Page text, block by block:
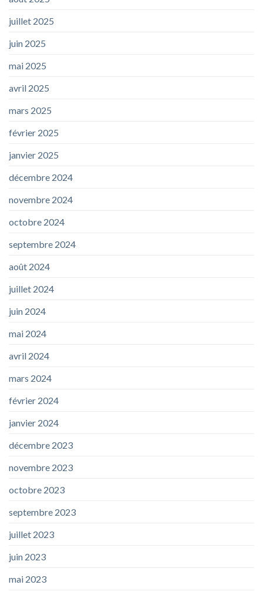
juillet 2025
juin 2025
mai 2025
avril 2025
mars 2025
février 2025
janvier 2025
décembre 2024
novembre 2024
octobre 2024
septembre 2024
août 2024
juillet 2024
juin 2024
mai 2024
avril 2024
mars 2024
février 2024
janvier 2024
décembre 2023
novembre 2023
octobre 2023
septembre 2023
juillet 2023
juin 2023
mai 2023